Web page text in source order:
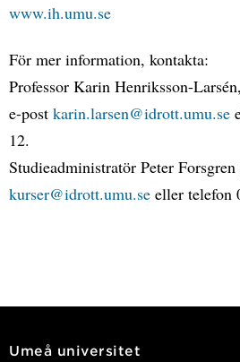
www.ih.umu.se
För mer information, kontakta:
Professor Karin Henriksson-
e-post karin.larsen@idrott.umu.se
12.
Studieadministratör Peter Forsgren
kurser@idrott.umu.se eller telefon
Umeå universitet